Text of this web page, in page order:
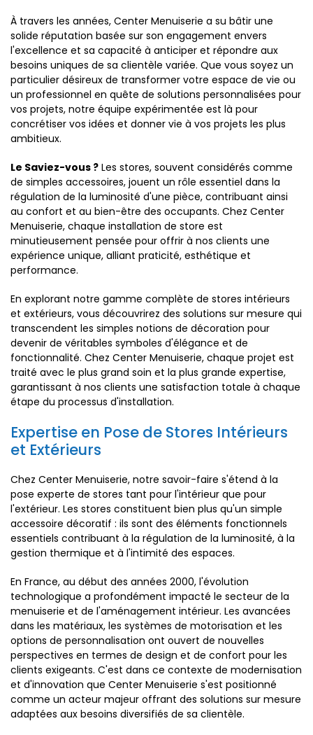
À travers les années, Center Menuiserie a su bâtir une
solide réputation basée sur son engagement envers
l'excellence et sa capacité à anticiper et répondre aux
besoins uniques de sa clientèle variée. Que vous soyez un
particulier désireux de transformer votre espace de vie ou
un professionnel en quête de solutions personnalisées pour
vos projets, notre équipe expérimentée est là pour
concrétiser vos idées et donner vie à vos projets les plus
ambitieux.
Le Saviez-vous ? Les stores, souvent considérés comme
de simples accessoires, jouent un rôle essentiel dans la
régulation de la luminosité d'une pièce, contribuant ainsi
au confort et au bien-être des occupants. Chez Center
Menuiserie, chaque installation de store est
minutieusement pensée pour offrir à nos clients une
expérience unique, alliant praticité, esthétique et
performance.
En explorant notre gamme complète de stores intérieurs
et extérieurs, vous découvrirez des solutions sur mesure qui
transcendent les simples notions de décoration pour
devenir de véritables symboles d'élégance et de
fonctionnalité. Chez Center Menuiserie, chaque projet est
traité avec le plus grand soin et la plus grande expertise,
garantissant à nos clients une satisfaction totale à chaque
étape du processus d'installation.
Expertise en Pose de Stores Intérieurs
et Extérieurs
Chez Center Menuiserie, notre savoir-faire s'étend à la
pose experte de stores tant pour l'intérieur que pour
l'extérieur. Les stores constituent bien plus qu'un simple
accessoire décoratif : ils sont des éléments fonctionnels
essentiels contribuant à la régulation de la luminosité, à la
gestion thermique et à l'intimité des espaces.
En France, au début des années 2000, l'évolution
technologique a profondément impacté le secteur de la
menuiserie et de l'aménagement intérieur. Les avancées
dans les matériaux, les systèmes de motorisation et les
options de personnalisation ont ouvert de nouvelles
perspectives en termes de design et de confort pour les
clients exigeants. C'est dans ce contexte de modernisation
et d'innovation que Center Menuiserie s'est positionné
comme un acteur majeur offrant des solutions sur mesure
adaptées aux besoins diversifiés de sa clientèle.